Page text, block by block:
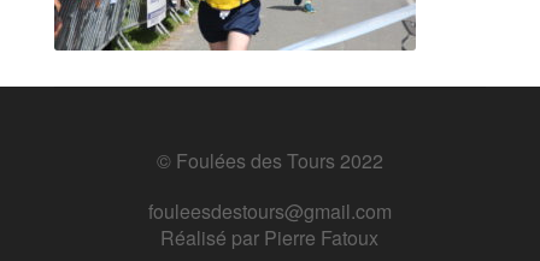
© Foulées des Tours 2022
fouleesdestours@gmail.com
Réalisé par Pierre Fatoux